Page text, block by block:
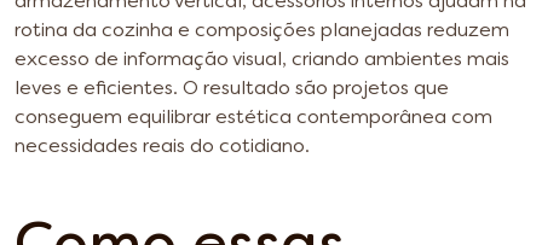
rotina da cozinha e composições planejadas reduzem
excesso de informação visual, criando ambientes mais
leves e eficientes. O resultado são projetos que
conseguem equilibrar estética contemporânea com
necessidades reais do cotidiano.